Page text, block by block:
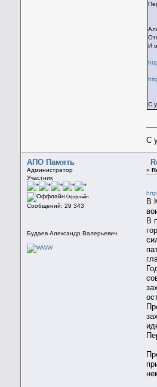
И
С
С
АПО Память
Администратор
Участник
Оффлайн
Сообщений: 29 343
Будаев Александр Валерьевич
«
В
В